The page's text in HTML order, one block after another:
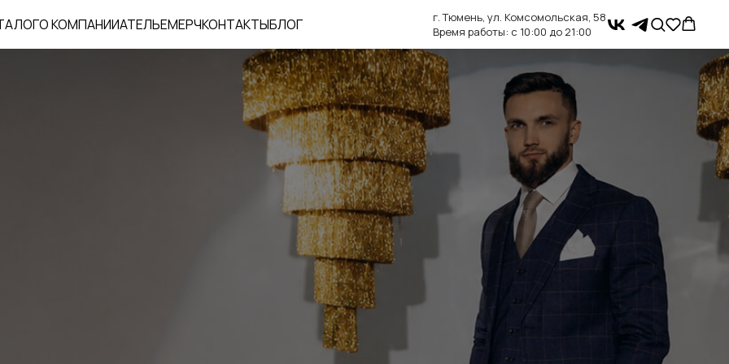
О КОМПАНИИАТЕЛЬЕМЕРЧКОНТАКТЫБЛОГ г. Тюмень, ул. Комсомольская, 58
Время работы: с 10:00 до 21:00